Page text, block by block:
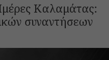
Καλαμάτας:
συναντήσεων